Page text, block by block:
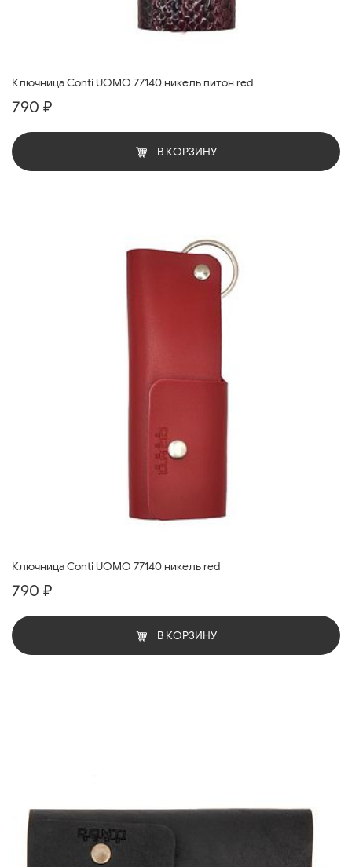
Ключница Conti UOMO 77140 никель питон red
790 ₽
В КОРЗИНУ
Ключница Conti UOMO 77140 никель red
790 ₽
В КОРЗИНУ